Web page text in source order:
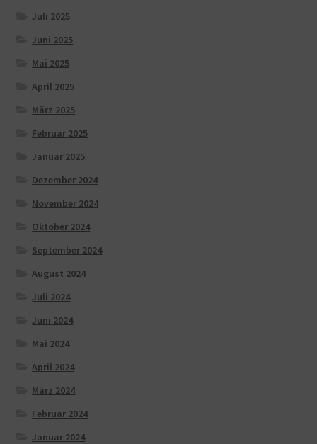
Juli 2025
Juni 2025
Mai 2025
April 2025
März 2025
Februar 2025
Januar 2025
Dezember 2024
November 2024
Oktober 2024
September 2024
August 2024
Juli 2024
Juni 2024
Mai 2024
April 2024
März 2024
Februar 2024
Januar 2024